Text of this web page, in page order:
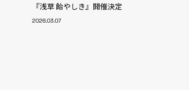
『浅草 飴やしき』開催決定
2026.03.07